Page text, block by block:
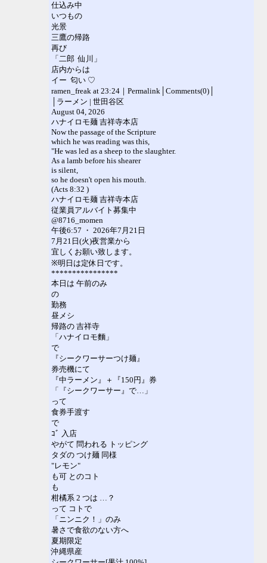
仕込み中
いつもの
光景
三鷹の帰路
再び
「二郎 仙川」
店内からは
イー 匂い ♡
ramen_freak at 23:24｜Permalink│Comments(0)│
│ラーメン | 世田谷区
August 04, 2026
ハナイロモ麺 吉祥寺本店
Now the passage of the Scripture
which he was reading was this,
"He was led as a sheep to the slaughter.
As a lamb before his shearer
is silent,
so he doesn't open his mouth.
(Acts 8:32 )
ハナイロモ麺 吉祥寺本店
従業員アルバイト募集中
@8716_momen
午後6:57 ・ 2026年7月21日
7月21日(火)夜営業から
宜しくお願い致します。
※明日は定休日です。
****************
本日は 午前のみ
の
勤務
昼メシ
帰路の 吉祥寺
「ハナイロモ麵」
で
『シークワーサーつけ麺』
券売機にて
『中ラーメン』＋『150円』券
「『シークワーサー』で…」
って
食券手渡す
で
ｺﾞ 入店
やがて 問われる トッピング
タダの つけ麺 同様
"レモン"
も可 とのコト
も
柑橘系 2 つは …？
って コトで
「ニンニク！」のみ
暑さで食欲のない方へ
夏期限定
沖縄県産